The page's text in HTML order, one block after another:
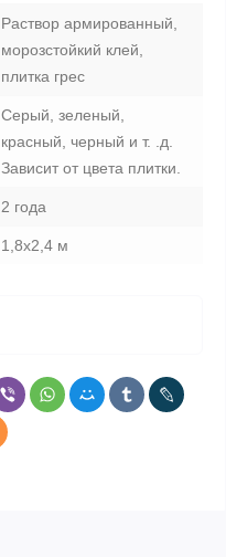
Раствор армированный,
морозстойкий клей,
плитка грес
Серый, зеленый,
красный, черный и т. .д.
Зависит от цвета плитки.
2 года
1,8х2,4 м